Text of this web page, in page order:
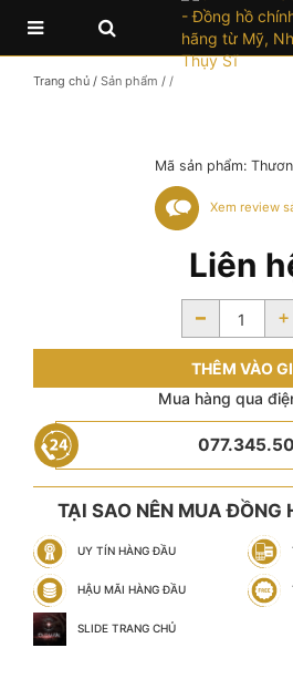
Trang chủ / Sản phẩm / /
Mã sản phẩm:
Xem review
Liên
- +
THÊM VÀO
Mua hàng qua
TẠI SAO NÊN MUA ĐỒNG
UY TÍN HÀNG ĐẦU
HẬU MÃI HÀNG ĐẦU
SLIDE TRANG CHỦ